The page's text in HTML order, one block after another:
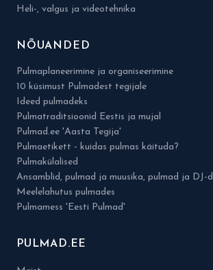
Heli-, valgus ja videotehnika
NÕUANDED
Pulmaplaneerimine ja organiseerimine
10 küsimust Pulmadest tegijale
Ideed pulmadeks
Pulmatraditsioonid Eestis ja mujal
Pulmad.ee 'Aasta Tegija'
Pulmaetikett - kuidas pulmas käituda?
Pulmakülalised
Ansamblid, pulmad ja muusika, pulmad ja DJ-d
Meelelahutus pulmades
Pulmamess 'Eesti Pulmad'
PULMAD.EE